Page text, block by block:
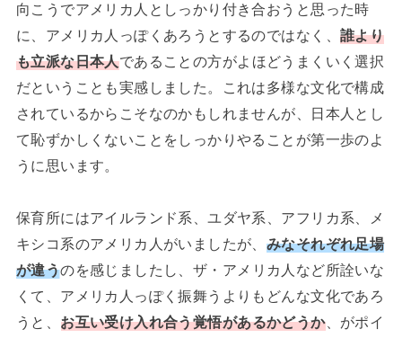
向こうでアメリカ人としっかり付き合おうと思った時
に、アメリカ人っぽくあろうとするのではなく、 誰より
も立派な日本人であることの方がよほどうまくいく選択
だということも実感しました。これは多様な文化で構成
されているからこそなのかもしれませんが、日本人とし
て恥ずかしくないことをしっかりやることが第一歩のよ
うに思います。
保育所にはアイルランド系、ユダヤ系、アフリカ系、メ
キシコ系のアメリカ人がいましたが、 みなそれぞれ足場
が違うのを感じましたし、ザ・アメリカ人など所詮いな
くて、アメリカ人っぽく振舞うよりもどんな文化であろ
うと、 お互い受け入れ合う覚悟があるかどうか、がポイ